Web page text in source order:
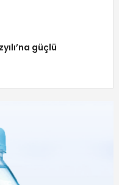
güçlü